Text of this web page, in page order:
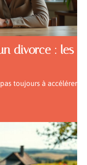
divorce : les
toujours à accélérer